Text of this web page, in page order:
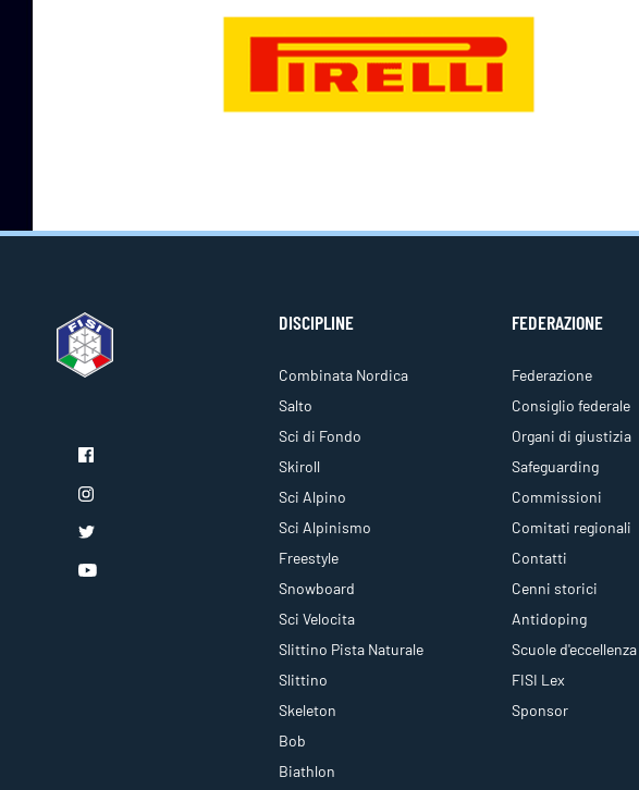
DISCIPLINE
Combinata Nordica
Salto
Sci di Fondo
Skiroll
Sci Alpino
Sci Alpinismo
Freestyle
Snowboard
Sci Velocita
Slittino Pista Naturale
Slittino
Skeleton
Bob
Biathlon
FEDERAZIONE
Federazione
Consiglio federale
Organi di giustizia
Safeguarding
Commissioni
Comitati regionali
Contatti
Cenni storici
Antidoping
Scuole d'eccellenza
FISI Lex
Sponsor